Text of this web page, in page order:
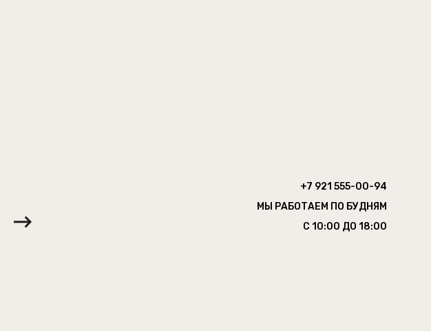
+7 921 555-00-94
МЫ РАБОТАЕМ ПО БУДНЯМ
С 10:00 ДО 18:00